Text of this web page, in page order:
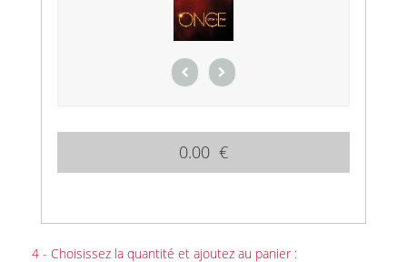
0.00 €
4 - Choisissez la quantité et ajoutez au panier :